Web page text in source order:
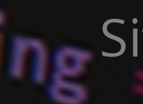
WEB